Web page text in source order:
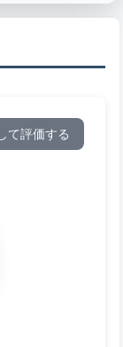
て評価する